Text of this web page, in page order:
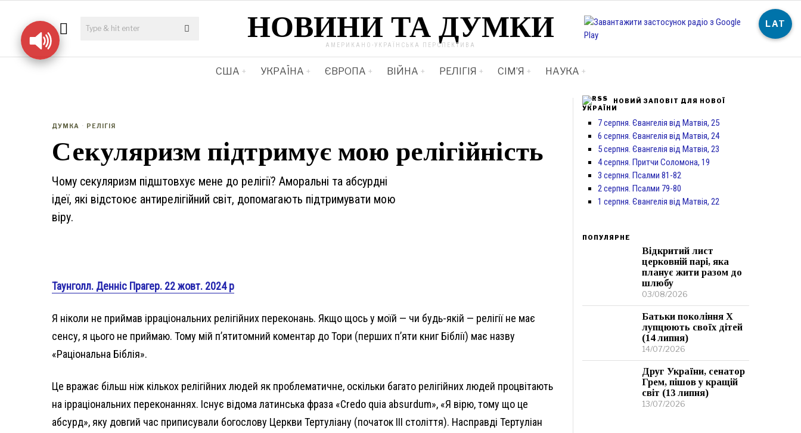
НОВИНИ ТА ДУМКИ
АМЕРИКАНО-УКРАЇНСЬКА ПЕРСПЕКТИВА
США УКРАЇНА ЄВРОПА ВІЙНА РЕЛІГІЯ СІМ’Я НАУКА
ДУМКА · РЕЛІГІЯ
Секуляризм підтримує мою релігійність
Чому секуляризм підштовхує мене до релігії? Аморальні та абсурдні
ідеї, які відстоює антирелігійний світ, допомагають підтримувати мою
віру.
Таунголл. Денніс Прагер. 22 жовт. 2024 р
Я ніколи не приймав ірраціональних релігійних переконань. Якщо щось у моїй — чи будь-якій — релігії не має
сенсу, я цього не приймаю. Тому мій п’ятитомний коментар до Тори (перших п’яти книг Біблії) має назву
«Раціональна Біблія».
Це вражає більш ніж кількох релігійних людей як проблематичне, оскільки багато релігійних людей процвітають
на ірраціональних переконаннях. Існує відома латинська фраза «Credo quia absurdum», «Я вірю, тому що це
абсурд», яку довгий час приписували богослову Церкви Тертуліану (початок III століття). Насправді Тертуліан
НОВИЙ ЗАПОВІТ ДЛЯ НОВОЇ
УКРАЇНИ
7 серпня. Євангелія від Матвія, 25
6 серпня. Євангелія від Матвія, 24
5 серпня. Євангелія від Матвія, 23
4 серпня. Притчи Соломона, 19
3 серпня. Псалми 81-82
2 серпня. Псалми 79-80
1 серпня. Євангелія від Матвія, 22
ПОПУЛЯРНЕ
Відкритий лист
церковній парі, яка
планує жити разом до
шлюбу
03/08/2026
Батьки покоління Х
лупцюють своїх дітей
(14 липня)
14/07/2026
Друг України, сенатор
Грем, пішов у кращій
світ (13 липня)
13/07/2026
LAT